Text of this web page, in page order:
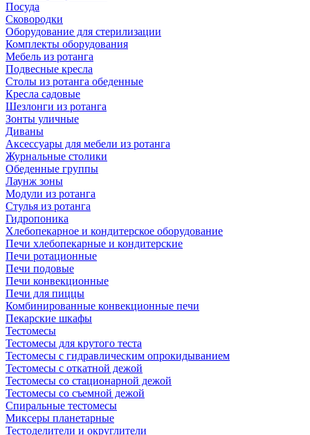
Посуда
Сковородки
Оборудование для стерилизации
Комплекты оборудования
Мебель из ротанга
Подвесные кресла
Столы из ротанга обеденные
Кресла садовые
Шезлонги из ротанга
Зонты уличные
Диваны
Аксессуары для мебели из ротанга
Журнальные столики
Обеденные группы
Лаунж зоны
Модули из ротанга
Стулья из ротанга
Гидропоника
Хлебопекарное и кондитерское оборудование
Печи хлебопекарные и кондитерские
Печи ротационные
Печи подовые
Печи конвекционные
Печи для пиццы
Комбинированные конвекционные печи
Пекарские шкафы
Тестомесы
Тестомесы для крутого теста
Тестомесы с гидравлическим опрокидыванием
Тестомесы с откатной дежой
Тестомесы со стационарной дежой
Тестомесы со съемной дежой
Спиральные тестомесы
Миксеры планетарные
Тестоделители и округлители